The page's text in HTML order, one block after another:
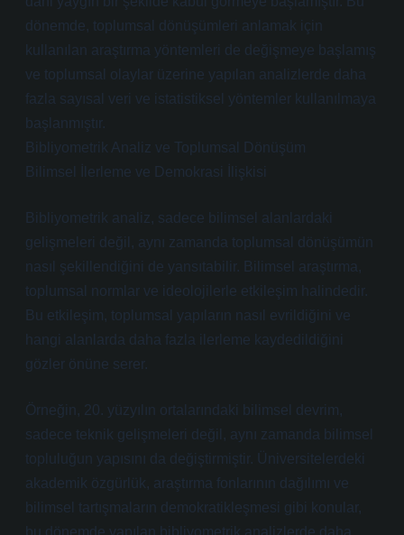
dönemde, toplumsal dönüşümleri anlamak için
kullanılan araştırma yöntemleri de değişmeye başlamış
ve toplumsal olaylar üzerine yapılan analizlerde daha
fazla sayısal veri ve istatistiksel yöntemler kullanılmaya
başlanmıştır.
Bibliyometrik Analiz ve Toplumsal Dönüşüm
Bilimsel İlerleme ve Demokrasi İlişkisi
Bibliyometrik analiz, sadece bilimsel alanlardaki
gelişmeleri değil, aynı zamanda toplumsal dönüşümün
nasıl şekillendiğini de yansıtabilir. Bilimsel araştırma,
toplumsal normlar ve ideolojilerle etkileşim halindedir.
Bu etkileşim, toplumsal yapıların nasıl evrildiğini ve
hangi alanlarda daha fazla ilerleme kaydedildiğini
gözler önüne serer.
Örneğin, 20. yüzyılın ortalarındaki bilimsel devrim,
sadece teknik gelişmeleri değil, aynı zamanda bilimsel
topluluğun yapısını da değiştirmiştir. Üniversitelerdeki
akademik özgürlük, araştırma fonlarının dağılımı ve
bilimsel tartışmaların demokratikleşmesi gibi konular,
bu dönemde yapılan bibliyometrik analizlerde daha